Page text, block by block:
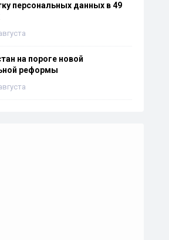
персональных данных в 49
на пороге новой
реформы